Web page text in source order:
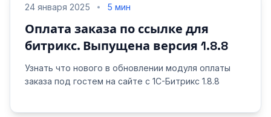
24 января 2025 5 мин
Оплата заказа по ссылке для
битрикс. Выпущена версия 1.8.8
Узнать что нового в обновлении модуля оплаты
заказа под гостем на сайте с 1С-Битрикс 1.8.8